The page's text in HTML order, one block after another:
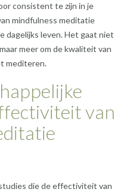
consistent te zijn in je
mindfulness meditatie
dagelijks leven. Het gaat niet
meer om de kwaliteit van
mediteren.
van
die de effectiviteit van